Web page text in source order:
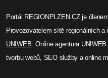
Portál REGIONPLZEN.CZ je
Provozovatelem sítě regionálních
UNIWEB. Online agentura
tvorbu webů, SEO služby a online